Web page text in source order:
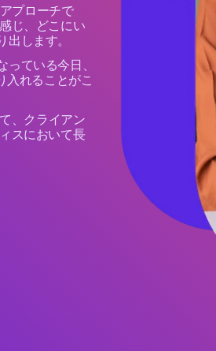
プローチで
じ、どこにい
します。
ている今日、
入れることがこ
、クライアン
スにおいて長